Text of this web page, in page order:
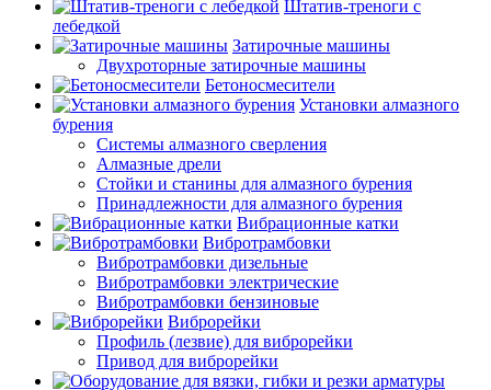
Штатив-треноги с
лебедкой
Затирочные машины
Двухроторные затирочные машины
Бетоносмесители
Установки алмазного
бурения
Системы алмазного сверления
Алмазные дрели
Стойки и станины для алмазного бурения
Принадлежности для алмазного бурения
Вибрационные катки
Вибротрамбовки
Вибротрамбовки дизельные
Вибротрамбовки электрические
Вибротрамбовки бензиновые
Виброрейки
Профиль (лезвие) для виброрейки
Привод для виброрейки